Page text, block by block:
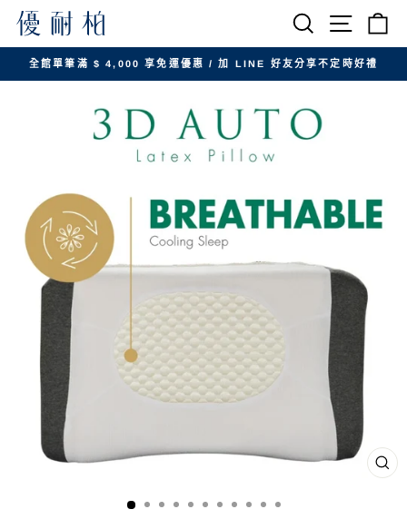
內
搜尋 網站導航
暫
停
影
映
全館單筆滿 $ 4,000 享免運優惠 / 加 LINE 好友分享不定時好禮
關